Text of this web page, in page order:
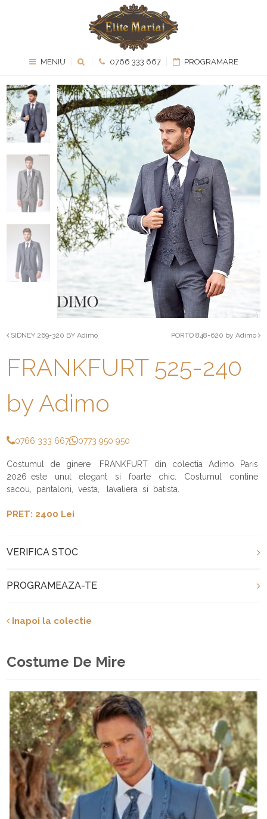
MENIU 0766 333 667 PROGRAMARE
SIDNEY 269-320 BY Adimo PORTO 848-620 by Adimo
FRANKFURT 525-240
by Adimo
0766 333 667 0773 950 950
Costumul de ginere FRANKFURT din colectia Adimo Paris
2026 este unul elegant si foarte chic. Costumul contine
sacou, pantaloni, vesta, lavaliera si batista.
PRET: 2400 Lei
VERIFICA STOC
PROGRAMEAZA-TE
Inapoi la colectie
Costume De Mire